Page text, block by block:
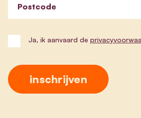
Postcode
Ja, ik aanvaard de